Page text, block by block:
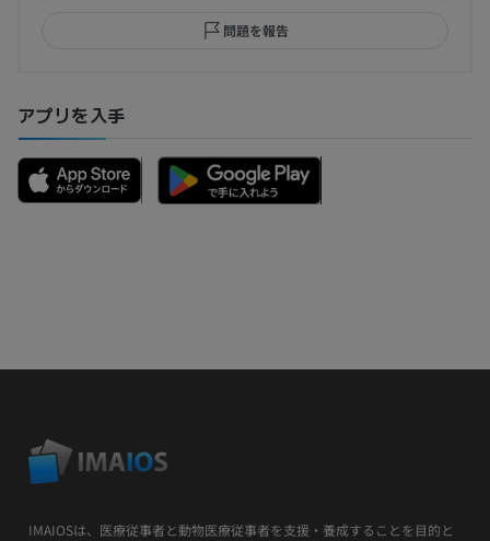
問題を報告
アプリを入手
IMAIOSは、医療従事者と動物医療従事者を支援・養成することを目的と